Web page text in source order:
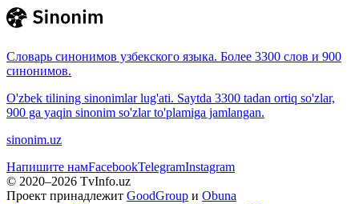
Словарь синонимов узбекского языка. Более 3300 слов и 900
синонимов.
O'zbek tilining sinonimlar lug'ati. Saytda 3300 tadan ortiq so'zlar,
900 ga yaqin sinonim so'zlar to'plamiga jamlangan.
sinonim.uz
Напишите намFacebookTelegramInstagram
© 2020–2026 TvInfo.uz
Проект принадлежит GoodGroup и Obuna